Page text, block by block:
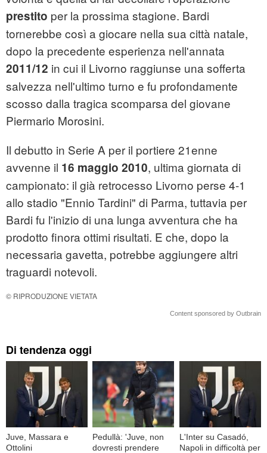
prestito per la prossima stagione. Bardi
tornerebbe così a giocare nella sua città natale,
dopo la precedente esperienza nell'annata
2011/12 in cui il Livorno raggiunse una sofferta
salvezza nell'ultimo turno e fu profondamente
scosso dalla tragica scomparsa del giovane
Piermario Morosini.
Il debutto in Serie A per il portiere 21enne
avvenne il 16 maggio 2010, ultima giornata di
campionato: il già retrocesso Livorno perse 4-1
allo stadio "Ennio Tardini" di Parma, tuttavia per
Bardi fu l'inizio di una lunga avventura che ha
prodotto finora ottimi risultati. E che, dopo la
necessaria gavetta, potrebbe aggiungere altri
traguardi notevoli.
© RIPRODUZIONE VIETATA
Content sponsored by Outbrain
Di tendenza oggi
Juve, Massara e
Ottolini
Pedullà: 'Juve, non
dovresti prendere
L'Inter su Casadó,
Napoli in difficoltà per